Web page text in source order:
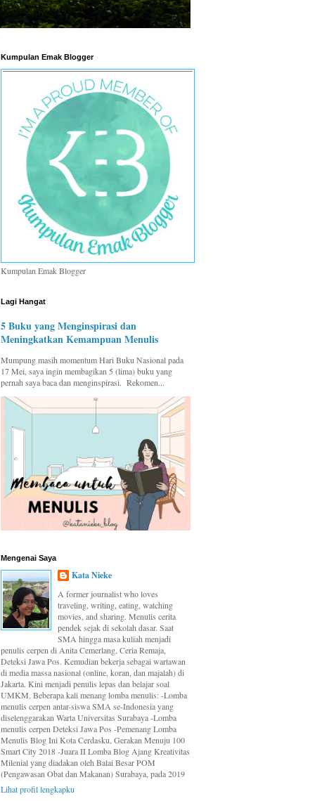
Kumpulan Emak Blogger
Kumpulan Emak Blogger
Lagi Hangat
5 Buku yang Menginspirasi dan
Meningkatkan Kemampuan Menulis
Mumpung masih momentum Hari Buku Nasional pada
17 Mei, saya ingin membagikan 5 (lima) buku yang
pernah saya baca dan menginspirasi. Rekomen...
Mengenai Saya
Kata Nieke
A former journalist who loves
traveling, writing, eating, watching
movies, and sharing. Menulis cerita
pendek sejak di sekolah dasar. Saat
SMA hingga masa kuliah menjadi
penulis cerpen di Anita Cemerlang, Ceria Remaja,
Deteksi Jawa Pos. Kemudian bekerja sebagai wartawan
di media massa nasional (online, koran, dan majalah) di
Jakarta. Kini menjadi penulis lepas dan belajar soal
UMKM. Beberapa kali menang lomba menulis: -Lomba
menulis cerpen antar-siswa SMA se-Indonesia yang
diselenggarakan Warta Universitas Surabaya -Lomba
menulis cerpen Deteksi Jawa Pos -Pemenang Lomba
Menulis Blog Ini Kota Cerdasku, Gerakan Menuju 100
Smart City 2018 -Juara II Lomba Blog Ajang Kreativitas
Milenial yang diadakan oleh Balai Besar POM
(Pengawasan Obat dan Makanan) Surabaya, pada 2019
Lihat profil lengkapku